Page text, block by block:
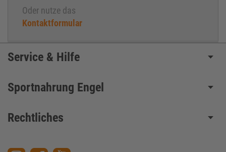
Oder nutze das
Kontaktformular
Service & Hilfe
Sportnahrung Engel
Rechtliches